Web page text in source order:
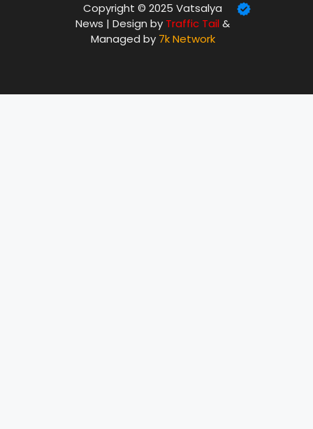
Copyright © 2025 Vatsalya
News | Design by Traffic Tail&
Managed by 7k Network